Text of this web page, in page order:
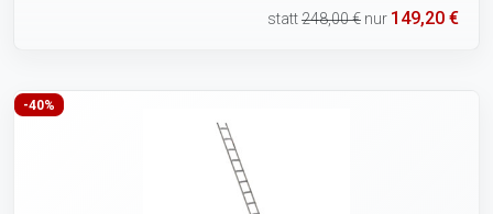
statt248,00 € nur 149,20 €
-40%